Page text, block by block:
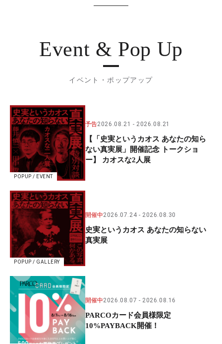
Event & Pop Up
イベント・ポップアップ
POPUP / EVENT
予告2026.08.21 2026.08.21
【「史実というカオス あなたの知ら
ない真実展」開催記念 トークショ
ー】 カオスな2人展
POPUP / GALLERY
開催中2026.07.24 2026.08.30
史実というカオス あなたの知らない
真実展
開催中2026.08.07 2026.08.16
PARCOカード会員様限定
10%PAYBACK開催！